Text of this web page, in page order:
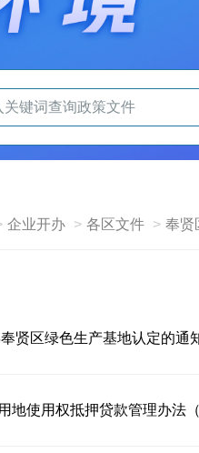
企业开办 各区文件 奉贤
贤区绿色生产基地认定的通
地使用权抵押贷款管理办法